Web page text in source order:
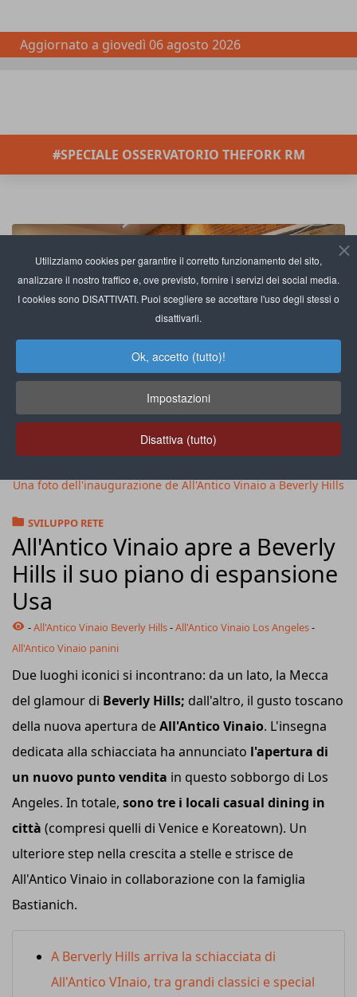
Utilizziamo cookies per garantire il corretto funzionamento del sito,
analizzare il nostro traffico e, ove previsto, fornire i servizi dei social media.
I cookies sono DISATTIVATI. Puoi scegliere se accettare l'uso degli stessi o
disattivarli.
Ok, accetto (tutto)!
Impostazioni
Disattiva (tutto)
Aggiornato a giovedì 06 agosto 2026
#SPECIALE OSSERVATORIO THEFORK RM
Una foto dell'inaugurazione de All'Antico Vinaio a Beverly Hills
SVILUPPO RETE
All'Antico Vinaio apre a Beverly
Hills il suo piano di espansione
Usa
-All'Antico Vinaio Beverly Hills-All'Antico Vinaio Los Angeles-
All'Antico Vinaio panini
Due luoghi iconici si incontrano: da un lato, la Mecca
del glamour di Beverly Hills; dall'altro, il gusto toscano
della nuova apertura deAll'Antico Vinaio. L'insegna
dedicata alla schiacciata ha annunciato l'apertura di
un nuovo punto vendita in questo sobborgo di Los
Angeles. In totale, sono tre i locali casual dining in
città (compresi quelli di Venice e Koreatown). Un
ulteriore step nella crescita a stelle e strisce de
All'Antico Vinaio in collaborazione con la famiglia
Bastianich.
A Berverly Hills arriva la schiacciata di
All'Antico VInaio, tra grandi classici e special